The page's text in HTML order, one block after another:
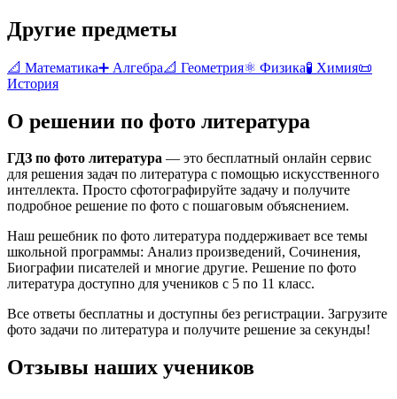
Другие предметы
📐 Математика➕ Алгебра📐 Геометрия⚛️ Физика🧪 Химия📜
История
О решении по фото литература
ГДЗ по фото литература — это бесплатный онлайн сервис
для решения задач по литература с помощью искусственного
интеллекта. Просто сфотографируйте задачу и получите
подробное решение по фото с пошаговым объяснением.
Наш решебник по фото литература поддерживает все темы
школьной программы: Анализ произведений, Сочинения,
Биографии писателей и многие другие. Решение по фото
литература доступно для учеников с 5 по 11 класс.
Все ответы бесплатны и доступны без регистрации. Загрузите
фото задачи по литература и получите решение за секунды!
Отзывы наших учеников